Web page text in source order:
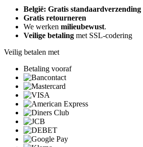
België: Gratis standaardverzending
Gratis retourneren
We werken milieubewust.
Veilige betaling met SSL-codering
Veilig betalen met
Betaling vooraf